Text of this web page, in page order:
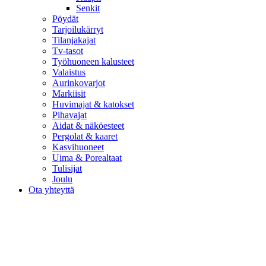
Senkit
Pöydät
Tarjoilukärryt
Tilanjakajat
Tv-tasot
Työhuoneen kalusteet
Valaistus
Aurinkovarjot
Markiisit
Huvimajat & katokset
Pihavajat
Aidat & näköesteet
Pergolat & kaaret
Kasvihuoneet
Uima & Porealtaat
Tulisijat
Joulu
Ota yhteyttä